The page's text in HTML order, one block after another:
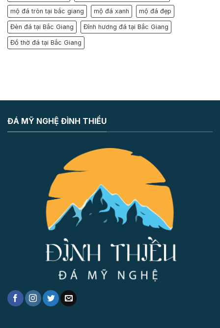
mộ đá tròn tại bắc giang mộ đá xanh mộ đá đẹp
Đèn đá tại Bắc Giang Đỉnh hương đá tại Bắc Giang
Đồ thờ đá tại Bắc Giang
ĐÁ MỸ NGHỆ ĐÌNH THIỀU